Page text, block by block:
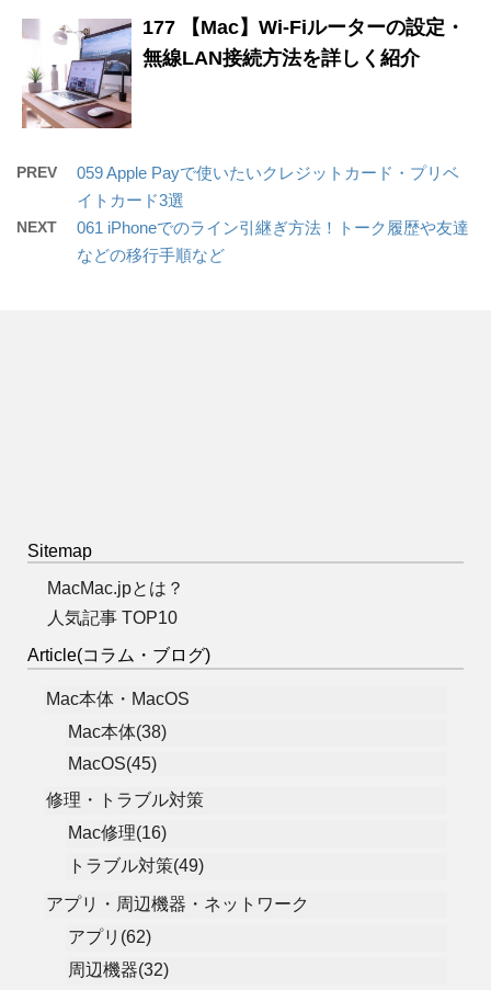
177 【Mac】Wi-Fiルーターの設定・
無線LAN接続方法を詳しく紹介
PREV
059 Apple Payで使いたいクレジットカード・プリベ
イトカード3選
NEXT
061 iPhoneでのライン引継ぎ方法！トーク履歴や友達
などの移行手順など
Sitemap
MacMac.jpとは？
人気記事 TOP10
Article(コラム・ブログ)
Mac本体・MacOS
Mac本体(38)
MacOS(45)
修理・トラブル対策
Mac修理(16)
トラブル対策(49)
アプリ・周辺機器・ネットワーク
アプリ(62)
周辺機器(32)